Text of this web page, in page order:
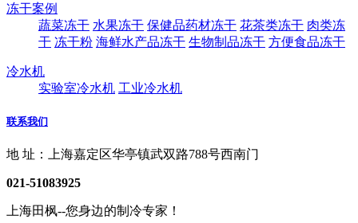
冻干案例
蔬菜冻干 水果冻干 保健品药材冻干 花茶类冻干 肉类冻
干 冻干粉 海鲜水产品冻干 生物制品冻干 方便食品冻干
冷水机
实验室冷水机 工业冷水机
联系我们
地 址：上海嘉定区华亭镇武双路788号西南门
021-51083925
上海田枫--您身边的制冷专家！